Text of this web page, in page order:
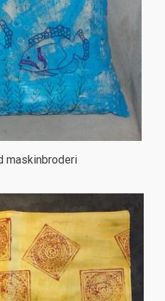
maskinbroderi